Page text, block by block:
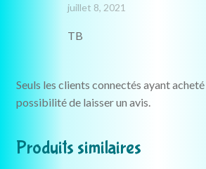
juillet 8, 2021
TB
Seuls les clients connectés ayant
possibilité de laisser un avis.
Produits similaires